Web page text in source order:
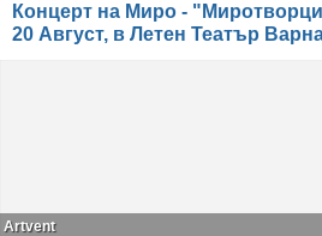
Концерт на Миро -
20 Август, в Летен Театър
Artvent